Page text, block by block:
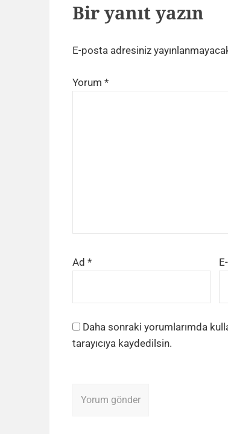
Bir yanıt yazın
E-posta adresiniz
Yorum*
Ad*
Daha sonraki yorumlarımda
tarayıcıya kaydedilsin.